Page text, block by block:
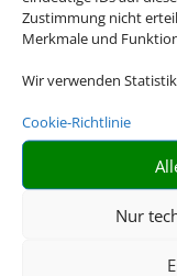
Zustimmung nicht
Merkmale und
Wir verwenden
Cookie-Richtlinie
Nur